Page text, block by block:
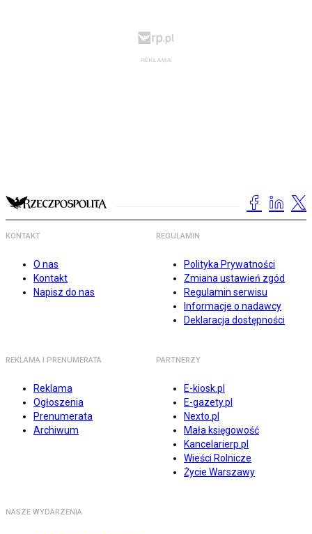
KONTAKT
O nas
Kontakt
Napisz do nas
REGULAMIN
Polityka Prywatności
Zmiana ustawień zgód
Regulamin serwisu
Informacje o nadawcy
Deklaracja dostępności
REKLAMA I PRENUMERATA
Reklama
Ogłoszenia
Prenumerata
Archiwum
PARTNERZY
E-kiosk.pl
E-gazety.pl
Nexto.pl
Mała księgowość
Kancelarierp.pl
Wieści Rolnicze
Życie Warszawy
NASZE WYDARZENIA